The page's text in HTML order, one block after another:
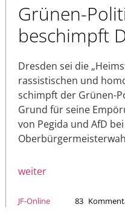
Grünen-
beschimpft
Dresden sei die
rassistischen und
schimpft der Grünen-
Grund für seine
von Pegida und AfD
weiter
JF-Online 83